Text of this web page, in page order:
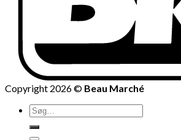
Copyright 2026 © Beau Marché
Søg
efter: